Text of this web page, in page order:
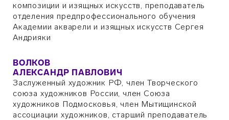
композиции и изящных искусств, преподаватель
отделения предпрофессионального обучения
Академии акварели и изящных искусств Сергея
Андрияки
ВОЛКОВ
АЛЕКСАНДР ПАВЛОВИЧ
Заслуженный художник РФ, член Творческого
союза художников России, член Союза
художников Подмосковья, член Мытищинской
ассоциации художников, старший преподаватель